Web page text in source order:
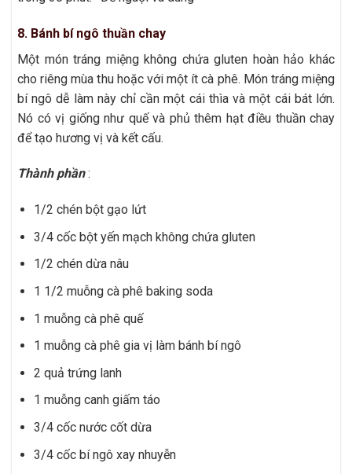
8. Bánh bí ngô thuần chay
Một món tráng miệng không chứa gluten hoàn hảo khác
cho riêng mùa thu hoặc với một ít cà phê. Món tráng miệng
bí ngô dễ làm này chỉ cần một cái thìa và một cái bát lớn.
Nó có vị giống như quế và phủ thêm hạt điều thuần chay
để tạo hương vị và kết cấu.
Thành phần:
1/2 chén bột gạo lứt
3/4 cốc bột yến mạch không chứa gluten
1/2 chén dừa nâu
1 1/2 muỗng cà phê baking soda
1 muỗng cà phê quế
1 muỗng cà phê gia vị làm bánh bí ngô
2 quả trứng lanh
1 muỗng canh giấm táo
3/4 cốc nước cốt dừa
3/4 cốc bí ngô xay nhuyễn